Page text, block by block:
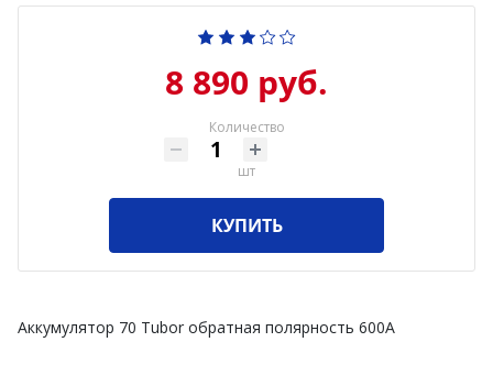
8 890 руб.
Количество
шт
КУПИТЬ
Аккумулятор 70 Tubor обратная полярность 600А